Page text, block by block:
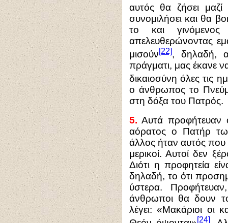
αυτός θα ζήσει
συνομιλήσει και θα
το και
απελευθερώνοντας
μισούν[22], δηλαδή,
πράγματι, μας έκανε
δικαιοσύνη όλες τις
ο άνθρωπος το
στη δόξα του Πατρός.
5. Αυτά προφήτευαν
αόρατος ο Πατήρ
άλλος ήταν αυτός
μερικοί. Αυτοί δεν
Διότι η προφητεία
δηλαδή, το ότι
ύστερα.
άνθρωποι θα δουν
λέγει: «Μακάριοι οι
[24]